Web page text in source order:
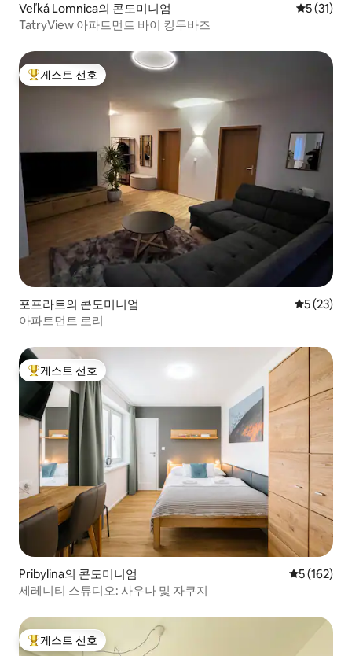
Veľká Lomnica의 콘도미니엄 평점 5점
5 (31)
TatryView 아파트먼트 바이 킹두바즈
상위 게스트 선호
게스트 선호
포프라트의 콘도미니엄 평점 5점
5 (23)
아파트먼트 로리
상위 게스트 선호
게스트 선호
Pribylina의 콘도미니엄 평점 5점(5
5 (162)
세레니티 스튜디오: 사우나 및 자쿠지
상위 게스트 선호
게스트 선호